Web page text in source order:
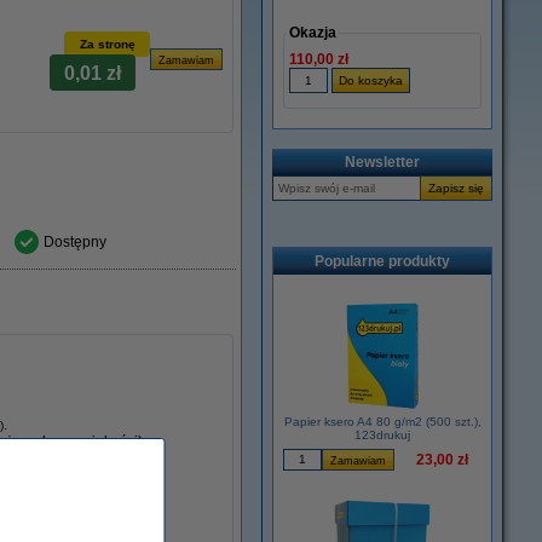
Za stronę
0,01 zł
Dostępny
.
norm jakości).
Okazja
110,00 zł
Newsletter
Popularne produkty
Papier ksero A4 80 g/m2 (500 szt.),
123drukuj
23,00 zł